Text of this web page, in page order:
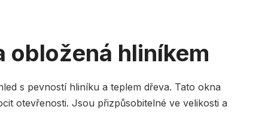
obložená hliníkem
s pevností hliníku a teplem dřeva. Tato okna
otevřenosti. Jsou přizpůsobitelné ve velikosti a